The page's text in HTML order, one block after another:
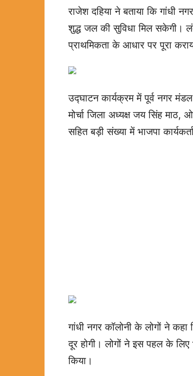
राजेश दहिया ने बताया कि गांधी
शुद्ध जल की सुविधा मिल सकेगी।
प्राथमिकता के आधार पर पूरा
उद्घाटन कार्यक्रम में पूर्व नगर
मोर्चा जिला अध्यक्ष जय सिंह माठ,
सहित बड़ी संख्या में भाजपा
गांधी नगर कॉलोनी के लोगों ने
दूर होगी। लोगों ने इस पहल के
किया।